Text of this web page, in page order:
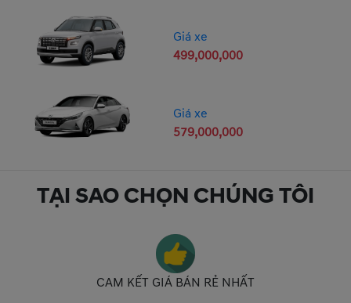
Giá xe
499,000,000
Giá xe
579,000,000
TẠI SAO CHỌN CHÚNG TÔI
CAM KẾT GIÁ BÁN RẺ NHẤT